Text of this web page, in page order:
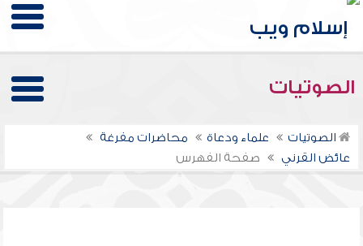
الصوتيات
الصوتيات علماء ودعاة
محاضرات مفرغة
عائض القرني
صفحة الفهرس